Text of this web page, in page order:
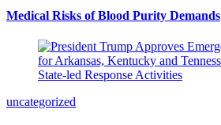
Medical Risks of Blood Purity Demands
uncategorized